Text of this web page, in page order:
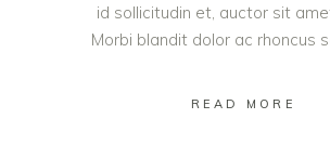
id sollicitudin et, auctor sit
Morbi blandit dolor ac rhoncus
READ MORE